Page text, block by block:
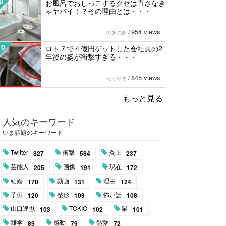
お風呂でおしっこするクセは直さなき
ゃヤバイ！？その理由とは・・・
のあのあ / 954 views
ロト７で４億円ゲットした会社員の2
年後の姿が衝撃すぎる・・・
たくやま / 845 views
もっと見る
人気のキーワード
いま話題のキーワード
Twitter 827 衝撃 584 炎上 237
芸能人 205 画像 191 現在 172
結婚 170 動画 131 理由 124
子供 120 整形 109 怖い話 108
山口達也 103 TOKIO 102 猫 101
雑学 89 感動 79 熱愛 72